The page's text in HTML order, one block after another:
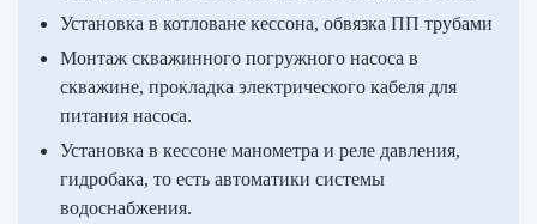
Установка в котловане кессона, обвязка ПП трубами
Монтаж скважинного погружного насоса в
скважине, прокладка электрического кабеля для
питания насоса.
Установка в кессоне манометра и реле давления,
гидробака, то есть автоматики системы
водоснабжения.